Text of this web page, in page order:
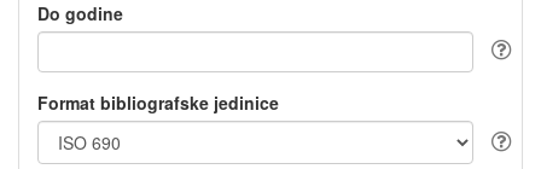
Do godine
Format bibliografske jedinice